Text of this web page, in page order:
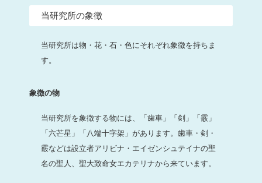
当研究所の象徴
当研究所は物・花・石・色にそれぞれ象徴を持ちま
す。
象徴の物
当研究所を象徴する物には、「歯車」「剣」「霰」
「六芒星」「八端十字架」があります。歯車・剣・
霰などは設立者アリビナ・エイゼンシュテイナの聖
名の聖人、聖大致命女エカテリナから来ています。